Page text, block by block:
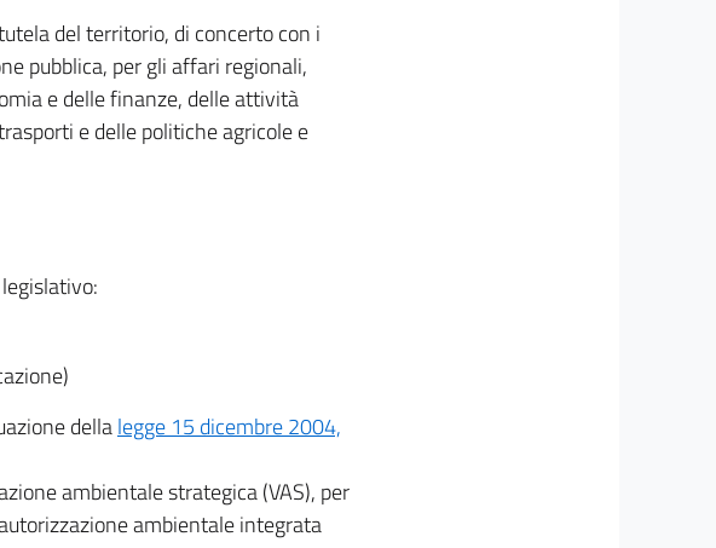
del territorio, di concerto con i
pubblica, per gli affari regionali,
e delle finanze, delle attività
e delle politiche agricole e
dellalegge 15 dicembre 2004,
ambientale strategica (VAS), per
ambientale integrata